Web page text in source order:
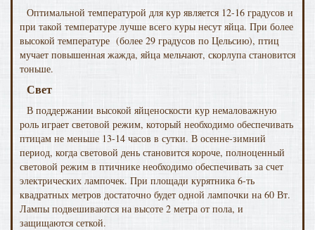
Оптимальной температурой для кур является 12-16 градусов и
при такой температуре лучше всего куры несут яйца. При более
высокой температуре (более 29 градусов по Цельсию), птиц
мучает повышенная жажда, яйца мельчают, скорлупа становится
тоньше.
Свет
В поддержании высокой яйценоскости кур немаловажную
роль играет световой режим, который необходимо обеспечивать
птицам не меньше 13-14 часов в сутки. В осенне-зимний
период, когда световой день становится короче, полноценный
световой режим в птичнике необходимо обеспечивать за счет
электрических лампочек. При площади курятника 6-ть
квадратных метров достаточно будет одной лампочки на 60 Вт.
Лампы подвешиваются на высоте 2 метра от пола, и
защищаются сеткой.